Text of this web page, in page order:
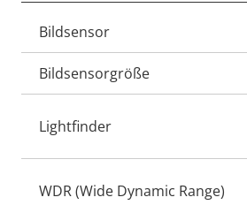
Eigentumsbeschreibung
Bildsensor
Bildsensorgröße
Lightfinder
WDR (Wide Dynamic Range)